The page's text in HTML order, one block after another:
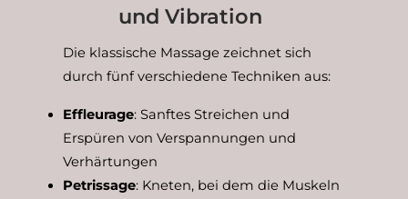
und Vibration
Die klassische Massage zeichnet sich
durch fünf verschiedene Techniken aus:
Effleurage: Sanftes Streichen und
Erspüren von Verspannungen und
Verhärtungen
Petrissage: Kneten, bei dem die Muskeln